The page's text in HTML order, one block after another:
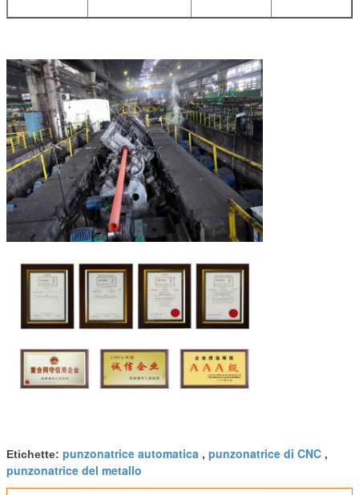
Etichette: punzonatrice automatica , punzonatrice di CNC ,
punzonatrice del metallo